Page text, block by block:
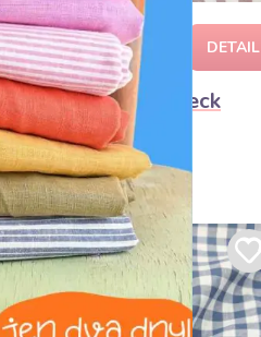
229Kč / m DETAIL
Bavlněná látka Check
mauve